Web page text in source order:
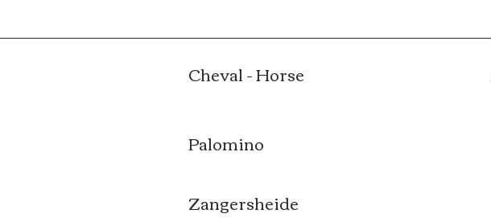
Cheval - Horse
Palomino
Zangersheide